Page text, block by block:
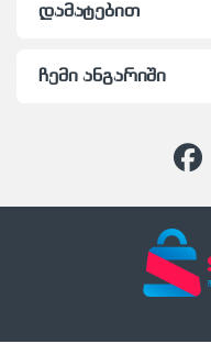
დამატებით
ჩემი ანგარიში